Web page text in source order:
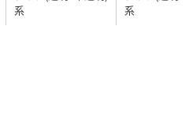
系
系